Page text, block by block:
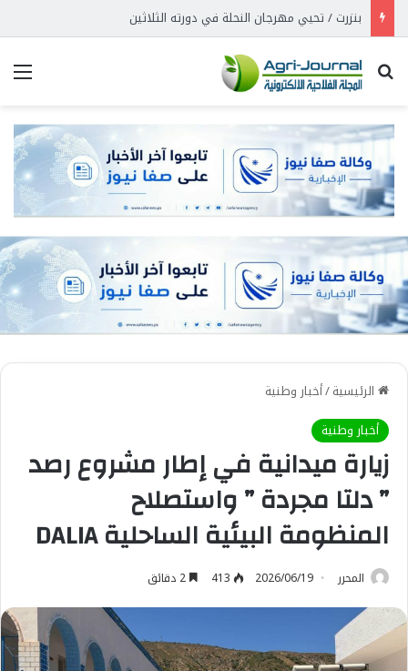
بنزرت / تحيي مهرجان النحلة في دورته الثلاثين
بحث عن
الرئيسية/أخبار وطنية
أخبار وطنية
زيارة ميدانية في إطار مشروع رصد
” دلتا مجردة ” واستصلاح
المنظومة البيئية الساحلية DALIA
المحرر 2026/06/19
413